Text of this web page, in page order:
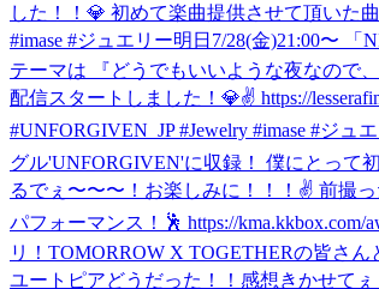
した！！💎 初めて楽曲提供させて頂いた
#imase #ジュエリー明日7/28(金)21:00〜
テーマは 『どうでもいいような夜なので
配信スタートしました！💎✌️ https://
#UNFORGIVEN_JP #Jewelry #imase #ジュ
グル'UNFORGIVEN'に収録！ 僕にとって
るでぇ〜〜〜！お楽しみに！！！✌️ 前撮っ
パフォーマンス！🕺 https://
リ！ TOMORROW X TOGETHERの皆さ
ユートピアどうだった！！感想きかせてぇ